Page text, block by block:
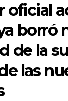
oficial
borró
de la
las